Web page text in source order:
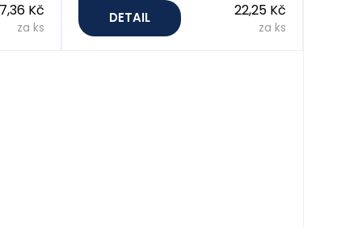
Kč
za ks
DETAIL 22,25 Kč
za ks